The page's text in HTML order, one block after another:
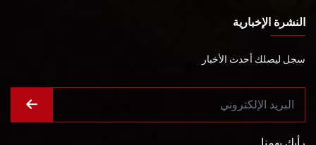
النشرة الإخبارية
سجل ليصلك أحدث الأخبار
رأيك يهمنا